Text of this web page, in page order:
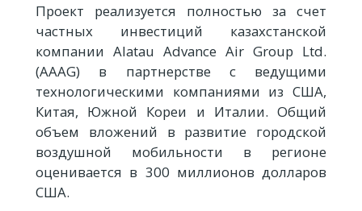
Проект реализуется полностью за счет
частных инвестиций казахстанской
компании Alatau Advance Air Group Ltd.
(AAAG) в партнерстве с ведущими
технологическими компаниями из США,
Китая, Южной Кореи и Италии. Общий
объем вложений в развитие городской
воздушной мобильности в регионе
оценивается в 300 миллионов долларов
США.